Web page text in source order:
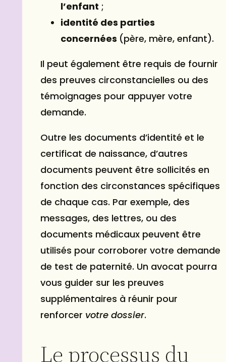
l’enfant ;
identité des parties
concernées (père, mère, enfant).
Il peut également être requis de fournir
des preuves circonstancielles ou des
témoignages pour appuyer votre
demande.
Outre les documents d’identité et le
certificat de naissance, d’autres
documents peuvent être sollicités en
fonction des circonstances spécifiques
de chaque cas. Par exemple, des
messages, des lettres, ou des
documents médicaux peuvent être
utilisés pour corroborer votre demande
de test de paternité. Un avocat pourra
vous guider sur les preuves
supplémentaires à réunir pour
renforcer votre dossier.
Le processus du